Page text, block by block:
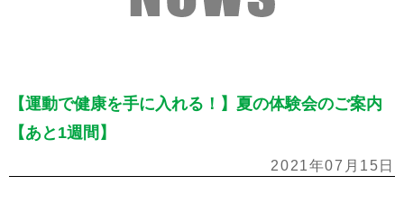
【運動で健康を手に入れる！】夏の体験会のご案内
【あと1週間】
2021年07月15日